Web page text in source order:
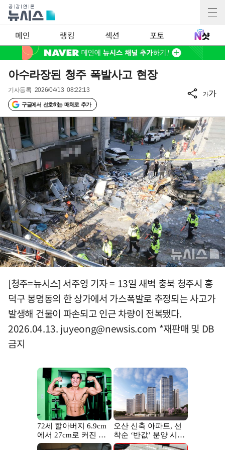
메인 랭킹 섹션 포토
아수라장된 청주 폭발사고 현장
기사등록 2026/04/13 08:22:13
구글에서 선호하는 매체로 추가
가가
[청주=뉴시스] 서주영 기자 = 13일 새벽 충북 청주시 흥
덕구 봉명동의 한 상가에서 가스폭발로 추정되는 사고가
발생해 건물이 파손되고 인근 차량이 전복됐다.
2026.04.13. juyeong@newsis.com *재판매 및 DB
금지